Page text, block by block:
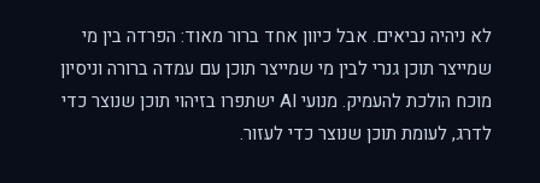
לא ניהיה נביאים. אבל כיוון אחד ברור מאוד: הפרדה בין מי
שמייצר תוכן גנרי לבין מי שמייצר תוכן עם עמדה ברורה וניסיון
מוכח הולכת להעמיק. מנועי AI ישתפרו בזיהוי תוכן שנוצר כדי
לדרג, לעומת תוכן שנוצר כדי לעזור.